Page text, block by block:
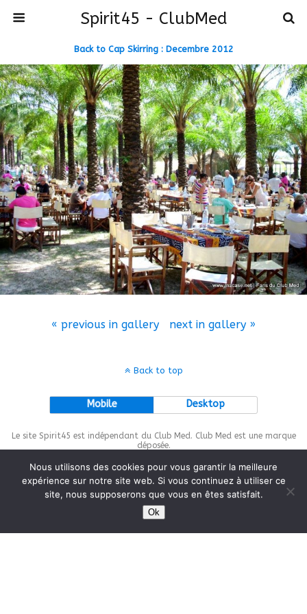
Spirit45 - ClubMed
Back to Cap Skirring : Decembre 2012
« previous in gallery next in gallery »
Back to top
Mobile Desktop
Le site Spirit45 est indépendant du Club Med. Club Med est une marque
déposée.
This site is protected bywp-copyrightpro.com
Nous utilisons des cookies pour vous garantir la meilleure
expérience sur notre site web. Si vous continuez à utiliser ce
site, nous supposerons que vous en êtes satisfait.
Ok